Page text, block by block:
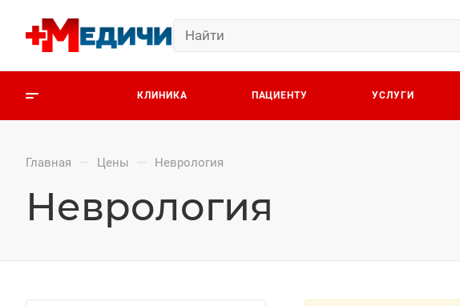
КЛИНИКА ПАЦИЕНТУ УСЛУГИ
Главная — Цены — Неврология
Неврология